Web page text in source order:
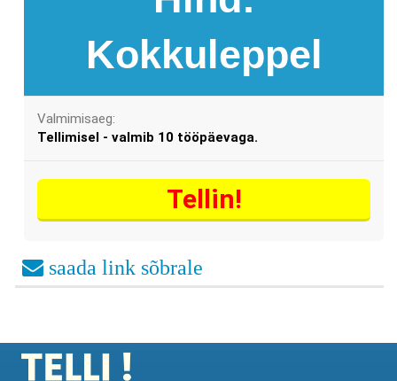
Kokkuleppel
Valmimisaeg:
Tellimisel - valmib 10 tööpäevaga.
Tellin!